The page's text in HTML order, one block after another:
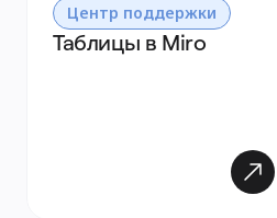
Центр поддержки
Таблицы в Miro